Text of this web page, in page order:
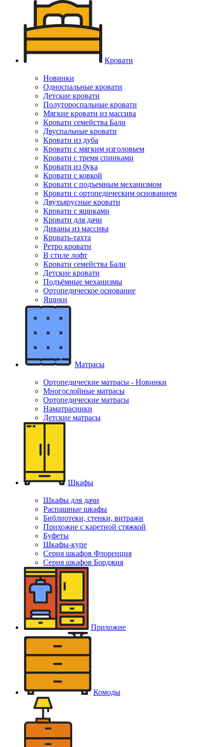
Кровати
Новинки
Односпальные кровати
Детские кровати
Полутороспальные кровати
Мягкие кровати из массива
Кровати семейства Бали
Двуспальные кровати
Кровати из дуба
Кровати с мягким изголовьем
Кровати с тремя спинками
Кровати из бука
Кровати с ковкой
Кровати с подъемным механизмом
Кровати с ортопедическим основанием
Двухъярусные кровати
Кровати с ящиками
Кровати для дачи
Диваны из массива
Кровать-тахта
Ретро кровати
В стиле лофт
Кровати семейства Бали
Детские кровати
Подъёмные механизмы
Ортопедическое основание
Ящики
Матрасы
Ортопедические матрасы - Новинки
Многослойные матрасы
Ортопедические матрасы
Наматрасники
Детские матрасы
Шкафы
Шкафы для дачи
Распашные шкафы
Библиотеки, стенки, витражи
Прихожие с каретной стяжкой
Буфеты
Шкафы-купе
Серия шкафов Флоренция
Серия шкафов Борджия
Прихожие
Комоды